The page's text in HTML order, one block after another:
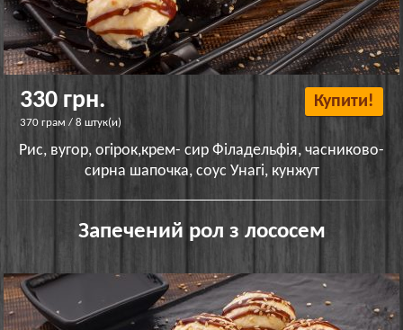
330 грн.
370 грам / 8 штук(и)
Купити!
Рис, вугор, огірок,крем- сир Філадельфія, часниково-
сирна шапочка, соус Унагі, кунжут
Запечений рол з лососем